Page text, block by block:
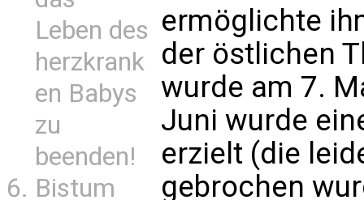
Leben des
herzkrank
en Babys
zu
beenden!
Bistum
ermöglichte
der östlichen
wurde am 7.
Juni wurde
erzielt (die
gebrochen